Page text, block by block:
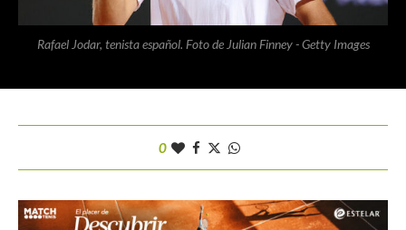
Rafael Jodar, tenista español. Foto de Julian Finney - Getty Images
0